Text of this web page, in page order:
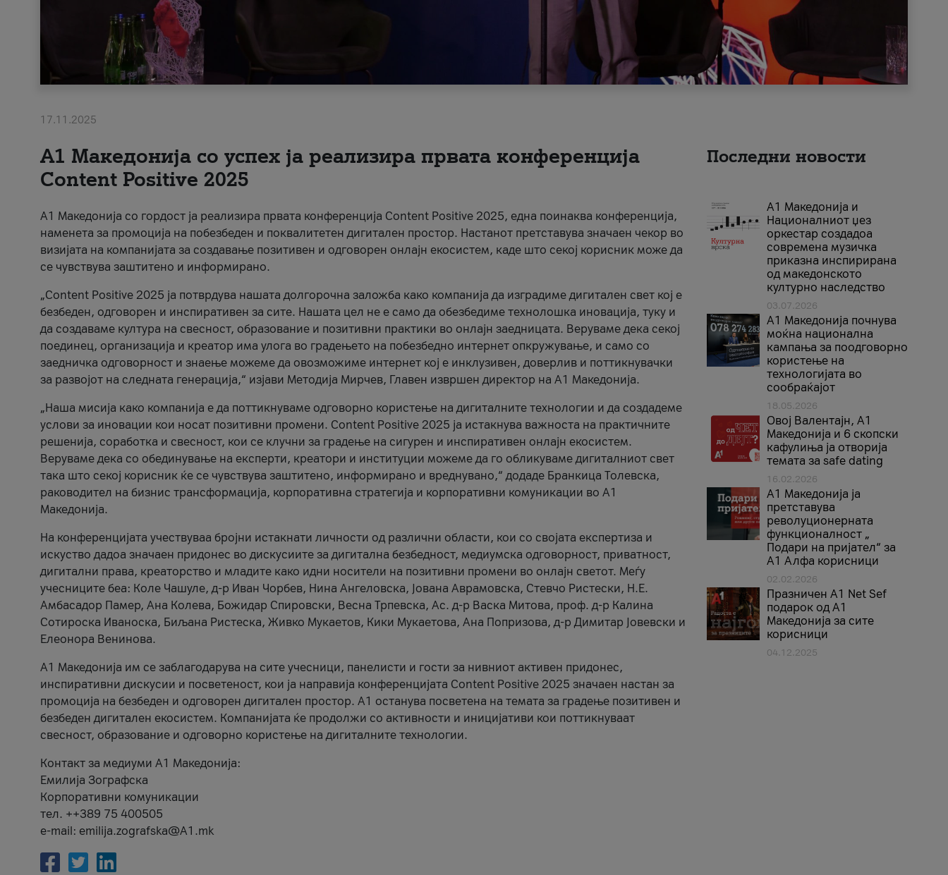
17.11.2025
А1 Македонија со успех ја реализира првата конференција
Content Positive 2025
А1 Македонија со гордост ја реализира првата конференција Content Positive 2025, една поинаква конференција,
наменета за промоција на побезбеден и поквалитетен дигитален простор. Настанот претставува значаен чекор во
визијата на компанијата за создавање позитивен и одговорен онлајн екосистем, каде што секој корисник може да
се чувствува заштитено и информирано.
„Content Positive 2025 ја потврдува нашата долгорочна заложба како компанија да изградиме дигитален свет кој е
безбеден, одговорен и инспиративен за сите. Нашата цел не е само да обезбедиме технолошка иновација, туку и
да создаваме култура на свесност, образование и позитивни практики во онлајн заедницата. Веруваме дека секој
поединец, организација и креатор има улога во градењето на побезбедно интернет опкружување, и само со
заедничка одговорност и знаење можеме да овозможиме интернет кој е инклузивен, доверлив и поттикнувачки
за развојот на следната генерација,“ изјави Методија Мирчев, Главен извршен директор на А1 Македонија.
„Наша мисија како компанија е да поттикнуваме одговорно користење на дигиталните технологии и да создадеме
услови за иновации кои носат позитивни промени. Content Positive 2025 ја истакнува важноста на практичните
решенија, соработка и свесност, кои се клучни за градење на сигурен и инспиративен онлајн екосистем.
Веруваме дека со обединување на експерти, креатори и институции можеме да го обликуваме дигиталниот свет
така што секој корисник ќе се чувствува заштитено, информирано и вреднувано,“ додаде Бранкица Толевска,
раководител на бизнис трансформација, корпоративна стратегија и корпоративни комуникации во А1
Македонија.
На конференцијата учествуваа бројни истакнати личности од различни области, кои со својата експертиза и
искуство дадоа значаен придонес во дискусиите за дигитална безбедност, медиумска одговорност, приватност,
дигитални права, креаторство и младите како идни носители на позитивни промени во онлајн светот. Меѓу
учесниците беа: Коле Чашуле, д-р Иван Чорбев, Нина Ангеловска, Јована Аврамовска, Стевчо Ристески, Н.Е.
Амбасадор Памер, Ана Колева, Божидар Спировски, Весна Трпевска, Ас. д-р Васка Митова, проф. д-р Калина
Сотироска Иваноска, Биљана Ристеска, Живко Мукаетов, Кики Мукаетова, Ана Попризова, д-р Димитар Јовевски и
Елеонора Венинова.
А1 Македонија им се заблагодарува на сите учесници, панелисти и гости за нивниот активен придонес,
инспиративни дискусии и посветеност, кои ја направија конференцијата Content Positive 2025 значаен настан за
промоција на безбеден и одговорен дигитален простор. А1 останува посветена на темата за градење позитивен и
безбеден дигитален екосистем. Компанијата ќе продолжи со активности и иницијативи кои поттикнуваат
свесност, образование и одговорно користење на дигиталните технологии.
Контакт за медиуми А1 Македонија:
Емилија Зографска
Корпоративни комуникации
тел. ++389 75 400505
e-mail: emilija.zografska@A1.mk
Последни новости
А1 Македонија и
Националниот џез
оркестар создадоа
современа музичка
приказна инспирирана
од македонското
културно наследство
03.07.2026
A1 Македонија почнува
моќна национална
кампања за поодговорно
користење на
технологијата во
сообраќајот
18.05.2026
Овој Валентајн, A1
Македонија и 6 скопски
кафулиња ја отворија
темата за safe dating
16.02.2026
А1 Македонија ја
претставува
револуционерната
функционалност „
Подари на пријател“ за
А1 Алфа корисници
02.02.2026
Празничен A1 Net Sеf
подарок од А1
Македонија за сите
корисници
04.12.2025